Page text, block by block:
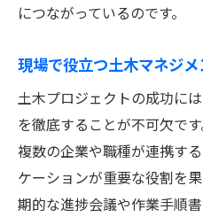
につながっているのです。
現場で役立つ土木マネジ
土木プロジェクトの成功に
を徹底することが不可欠で
複数の企業や職種が連携す
ケーションが重要な役割を
期的な進捗会議や作業手順